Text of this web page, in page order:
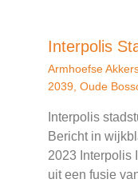
Interpolis
Armhoefse
2039 Oude
Interpolis
Bericht in
2023 Interpolis
uit een fusie